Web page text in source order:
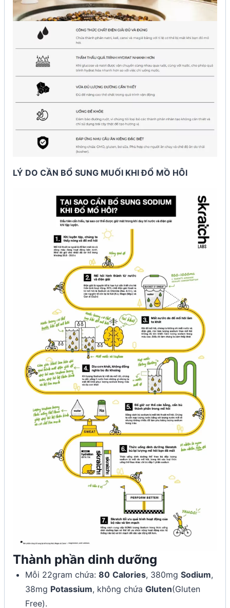
LÝ DO CẦN BỔ SUNG MUỐI KHI ĐỔ MỒ HÔI
Thành phần dinh dưỡng
Mỗi 22gram chứa: 80 Calories, 380mg Sodium,
38mg Potassium, không chứa Gluten(Gluten
Free).